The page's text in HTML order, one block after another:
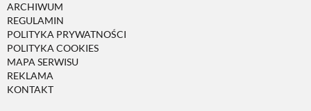
ARCHIWUM
REGULAMIN
POLITYKA PRYWATNOŚCI
POLITYKA COOKIES
MAPA SERWISU
REKLAMA
KONTAKT